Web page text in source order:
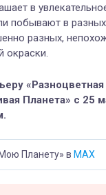
в
побывают в
разных,
окраски.
«Разноцветная
Планета» с 25
Планету» в MAX